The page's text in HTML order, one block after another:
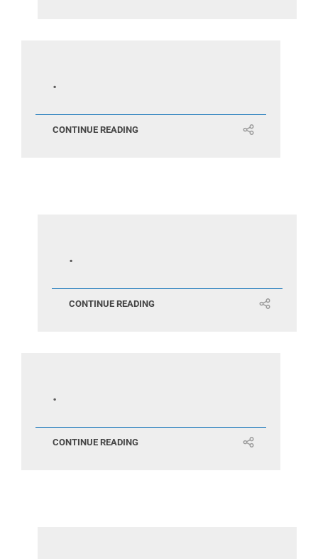
.
CONTINUE READING
.
CONTINUE READING
.
CONTINUE READING